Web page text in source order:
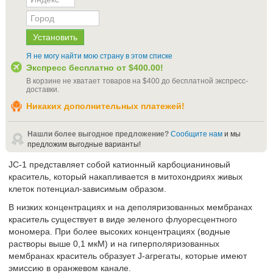
Я не могу найти мою страну в этом списке
Экспресс бесплатно от $400.00!
В корзине не хватает товаров на $400 до бесплатной экспресс-
доставки.
Никаких дополнительных платежей!
Нашли более выгодное предложение? Сообщите нам и мы
предложим выгодные варианты!
JC-1 представляет собой катионный карбоцианиновый
краситель, который накапливается в митохондриях живых
клеток потенциал-зависимым образом.
В низких концентрациях и на деполяризованных мембранах
краситель существует в виде зеленого флуоресцентного
мономера. При более высоких концентрациях (водные
растворы выше 0,1 мкМ) и на гиперполяризованных
мембранах краситель образует J-агрегаты, которые имеют
эмиссию в оранжевом канале.